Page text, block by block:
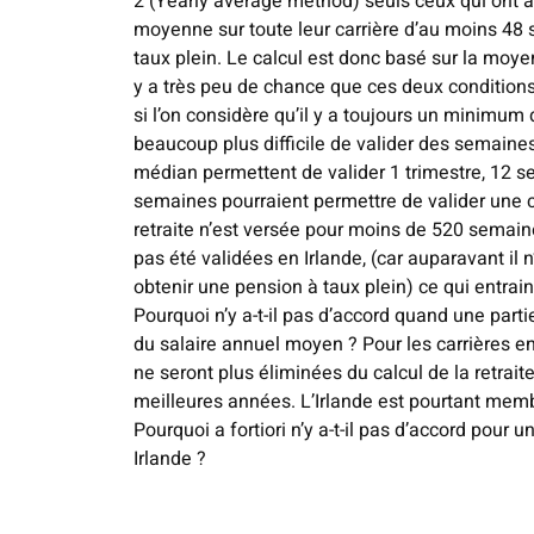
moyenne sur toute leur carrière d’au moins
taux plein. Le calcul est donc basé sur la
y a très peu de chance que ces deux
si l’on considère qu’il y a toujours un
beaucoup plus difficile de valider des
médian permettent de valider 1 trimestre, 12
semaines pourraient permettre de valider
retraite n’est versée pour moins de 520
pas été validées en Irlande, (car auparavant il
obtenir une pension à taux plein) ce qui
Pourquoi n’y a-t-il pas d’accord quand une
du salaire annuel moyen ? Pour les carrières
ne seront plus éliminées du calcul de la
meilleures années. L’Irlande est pourtant
Pourquoi a fortiori n’y a-t-il pas d’accord pour
Irlande ?